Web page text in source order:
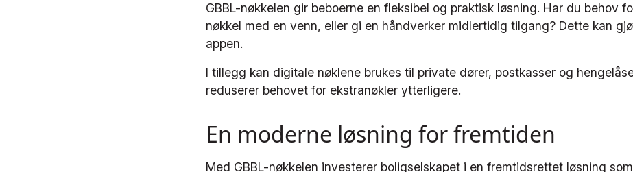
GBBL-nøkkelen gir beboerne en fleksibel og praktisk løsning. Har du behov
nøkkel med en venn, eller gi en håndverker midlertidig tilgang? Dette kan
appen.
I tillegg kan digitale nøklene brukes til private dører, postkasser og
reduserer behovet for ekstranøkler ytterligere.
En moderne løsning for fremtiden
Med GBBL-nøkkelen investerer boligselskapet i en fremtidsrettet løsning